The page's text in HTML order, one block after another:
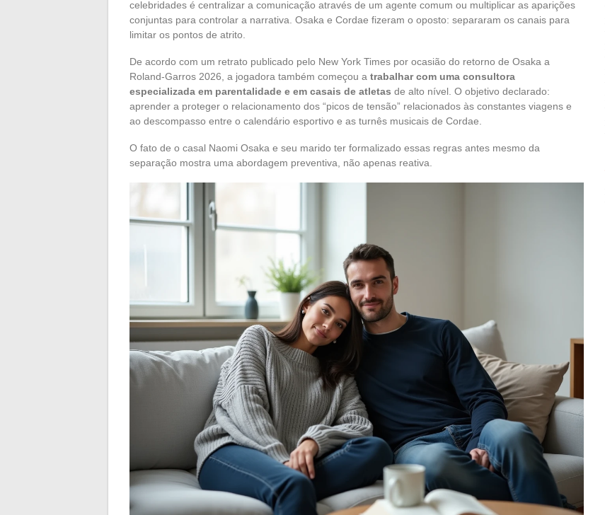
celebridades é centralizar a comunicação através de um agente comum ou multiplicar as aparições
conjuntas para controlar a narrativa. Osaka e Cordae fizeram o oposto: separaram os canais para
limitar os pontos de atrito.
De acordo com um retrato publicado pelo New York Times por ocasião do retorno de Osaka a
Roland-Garros 2026, a jogadora também começou a trabalhar com uma consultora
especializada em parentalidade e em casais de atletas de alto nível. O objetivo declarado:
aprender a proteger o relacionamento dos “picos de tensão” relacionados às constantes viagens e
ao descompasso entre o calendário esportivo e as turnês musicais de Cordae.
O fato de o casal Naomi Osaka e seu marido ter formalizado essas regras antes mesmo da
separação mostra uma abordagem preventiva, não apenas reativa.